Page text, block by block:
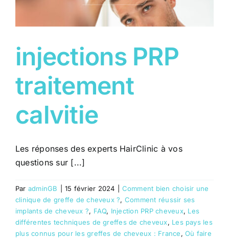
Nice
injections PRP
traitement
calvitie
Les réponses des experts HairClinic à vos
questions sur [...]
Par adminGB 15 février 2024
Comment bien choisir une
clinique de greffe de cheveux ?, Comment réussir ses
implants de cheveux ?, FAQ, Injection PRP cheveux, Les
différentes techniques de greffes de cheveux, Les pays les
plus connus pour les greffes de cheveux : France,Où faire